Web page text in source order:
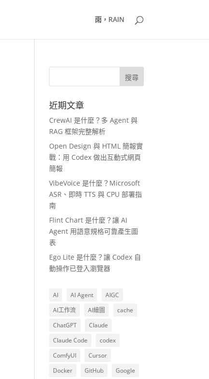
雨，RAIN
近期文章
CrewAI 是什麼？多 Agent 與
RAG 框架完整解析
Open Design 與 HTML 簡報實
戰：用 Codex 做出互動式網頁
簡報
VibeVoice 是什麼？Microsoft
ASR、即時 TTS 與 CPU 部署指
南
Flint Chart 是什麼？讓 AI
Agent 用語意規格可靠產生圖
表
Ego Lite 是什麼？讓 Codex 自
動操作已登入瀏覽器
AI AI Agent
AIGC
AI工作流
AI繪圖
cache
ChatGPT
Claude
Claude Code
codex
ComfyUI
Cursor
Docker
GitHub
Google